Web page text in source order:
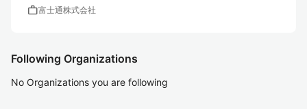
work富士通株式会社
Following Organizations
No Organizations you are following